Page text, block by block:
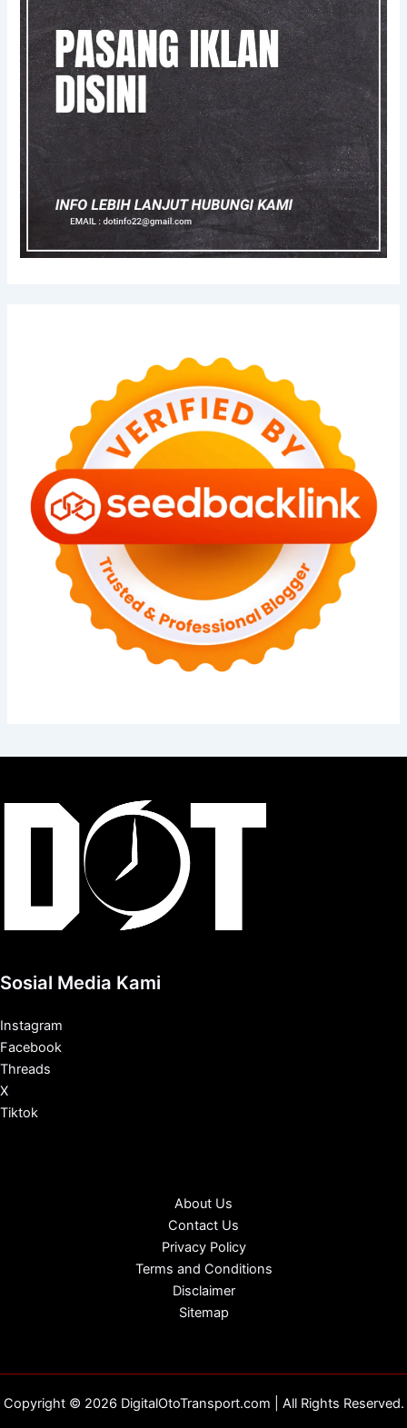
Sosial Media Kami
Instagram
Facebook
Threads
X
Tiktok
About Us
Contact Us
Privacy Policy
Terms and Conditions
Disclaimer
Sitemap
Copyright © 2026 DigitalOtoTransport.com | All Rights Reserved.